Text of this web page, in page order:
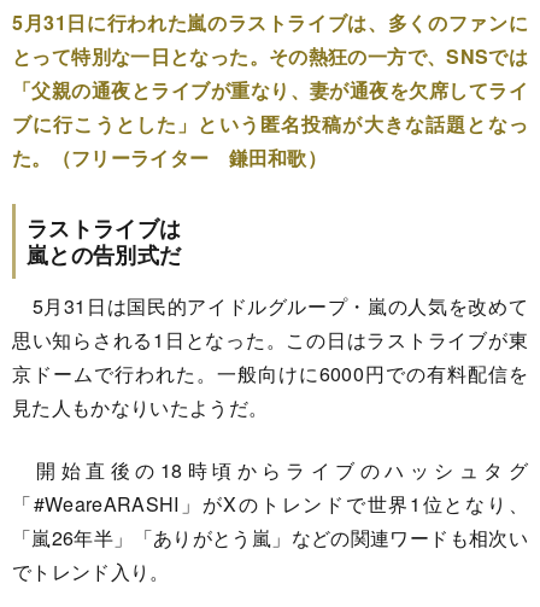
5月31日に行われた嵐のラストライブは、多くのファンに
とって特別な一日となった。その熱狂の一方で、SNSでは
「父親の通夜とライブが重なり、妻が通夜を欠席してライ
ブに行こうとした」という匿名投稿が大きな話題となっ
た。（フリーライター 鎌田和歌）
ラストライブは
嵐との告別式だ
5月31日は国民的アイドルグループ・嵐の人気を改めて
思い知らされる1日となった。この日はラストライブが東
京ドームで行われた。一般向けに6000円での有料配信を
見た人もかなりいたようだ。
開始直後の18時頃からライブのハッシュタグ
「#WeareARASHI」がXのトレンドで世界1位となり、
「嵐26年半」「ありがとう嵐」などの関連ワードも相次い
でトレンド入り。